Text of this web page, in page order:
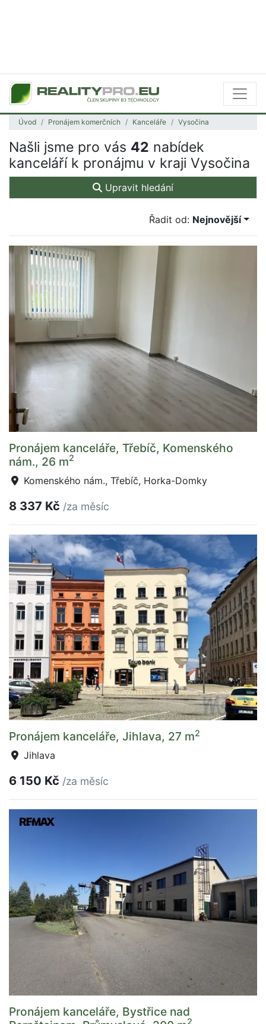
Úvod Pronájem komerčních Kanceláře Vysočina
Našli jsme pro vás 42 nabídek
kanceláří k pronájmu v kraji Vysočina
Upravit hledání
Řadit od: Nejnovější
Pronájem kanceláře, Třebíč, Komenského
nám., 26 m2
Komenského nám., Třebíč, Horka-Domky
8 337 Kč /za měsíc
Pronájem kanceláře, Jihlava, 27 m2
Jihlava
6 150 Kč /za měsíc
Pronájem kanceláře, Bystřice nad
2